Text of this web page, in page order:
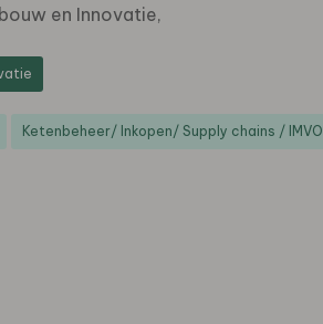
en Innovatie,
Ketenbeheer/ Inkopen/ Supply chains / IMVO